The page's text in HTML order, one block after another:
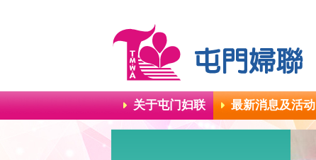
关于屯门妇联 最新消息及活动